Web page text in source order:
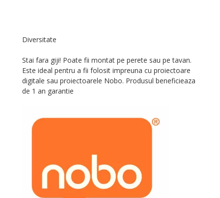
Diversitate
Stai fara giji! Poate fii montat pe perete sau pe tavan.
Este ideal pentru a fii folosit impreuna cu proiectoare
digitale sau proiectoarele Nobo. Produsul beneficieaza
de 1 an garantie